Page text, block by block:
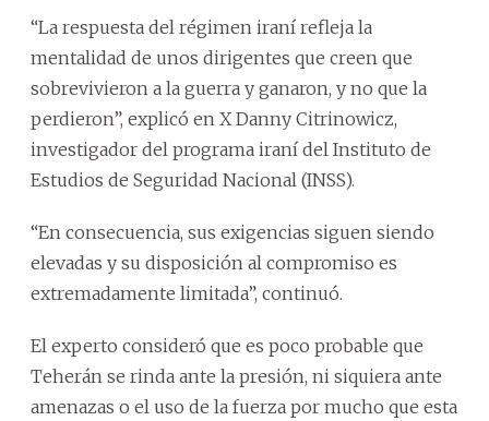
“La respuesta del régimen iraní refleja la
mentalidad de unos dirigentes que creen que
sobrevivieron a la guerra y ganaron, y no que la
perdieron”, explicó en X Danny Citrinowicz,
investigador del programa iraní del Instituto de
Estudios de Seguridad Nacional (INSS).
“En consecuencia, sus exigencias siguen siendo
elevadas y su disposición al compromiso es
extremadamente limitada”, continuó.
El experto consideró que es poco probable que
Teherán se rinda ante la presión, ni siquiera ante
amenazas o el uso de la fuerza por mucho que esta